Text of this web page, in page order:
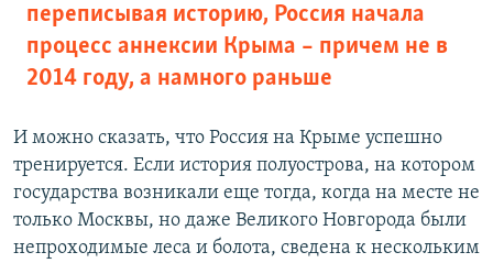
переписывая историю, Россия начала
процесс аннексии Крыма – причем не в
2014 году, а намного раньше
И можно сказать, что Россия на Крыме успешно
тренируется. Если история полуострова, на котором
государства возникали еще тогда, когда на месте не
только Москвы, но даже Великого Новгорода были
непроходимые леса и болота, сведена к нескольким